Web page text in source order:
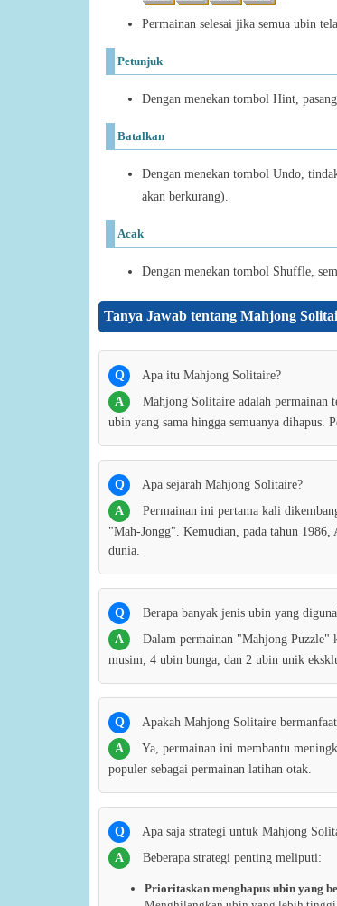
Permainan selesai jika semua ubin
Petunjuk
Dengan menekan tombol Hint,
Batalkan
Dengan menekan tombol Undo,
akan berkurang).
Acak
Dengan menekan tombol Shuffle,
Tanya Jawab tentang Mahjong
Q
Apa itu Mahjong Solitaire?
A
Mahjong Solitaire adalah permainan
ubin yang sama hingga semuanya dihapus.
Q
Apa sejarah Mahjong Solitaire?
A
Permainan ini pertama kali
"Mah-Jongg". Kemudian, pada tahun
dunia.
Q
Berapa banyak jenis ubin yang
A
Dalam permainan "Mahjong Puzzle"
musim, 4 ubin bunga, dan 2 ubin unik
Q
Apakah Mahjong Solitaire
A
Ya, permainan ini membantu
populer sebagai permainan latihan otak.
Q
Apa saja strategi untuk Mahjong
A
Beberapa strategi penting meliputi:
Prioritaskan menghapus ubin yang